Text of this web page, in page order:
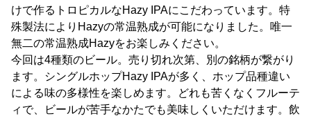
けで作るトロピカルなHazy IPAにこだわっています。特
殊製法によりHazyの常温熟成が可能になりました。唯一
無二の常温熟成Hazyをお楽しみください。
今回は4種類のビール。売り切れ次第、別の銘柄が繋がり
ます。シングルホップHazy IPAが多く、ホップ品種違い
による味の多様性を楽しめます。どれも苦くなくフルーテ
ィで、ビールが苦手なかたでも美味しくいただけます。飲